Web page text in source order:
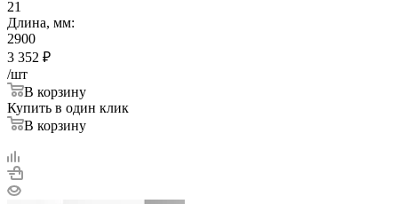
21
Длина, мм:
2900
3 352 ₽
/шт
В корзину
Купить в один клик
В корзину